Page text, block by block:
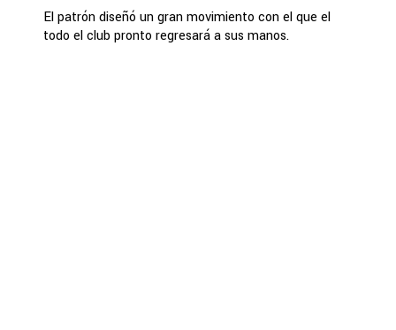
El patrón diseñó un gran movimiento con el que el
todo el club pronto regresará a sus manos.